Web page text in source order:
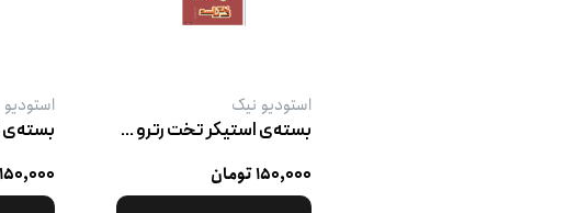
استودیو نیک
بسته‌ی استیکر تخت رترو پک ۴
۱۵۰,۰۰۰ تومان ۱۵۰,۰۰۰ تومان